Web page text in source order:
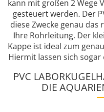
kann mit großen 2 Wege
gesteuert werden. Der
diese Zwecke genau
Ihre Rohrleitung. Der
Kappe ist ideal zum
Hiermit lassen sich
PVC
DIE